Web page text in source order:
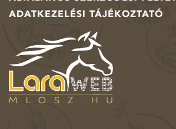
ADATKEZELÉSI TÁJÉKOZTATÓ